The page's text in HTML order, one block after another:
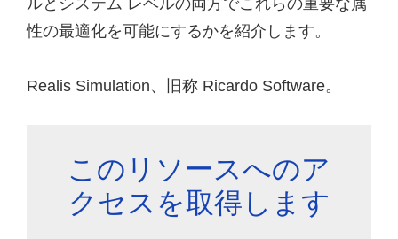
性の最適化を可能にするかを紹介します。
Realis Simulation、旧称 Ricardo Software。
このリソースへのア
クセスを取得します